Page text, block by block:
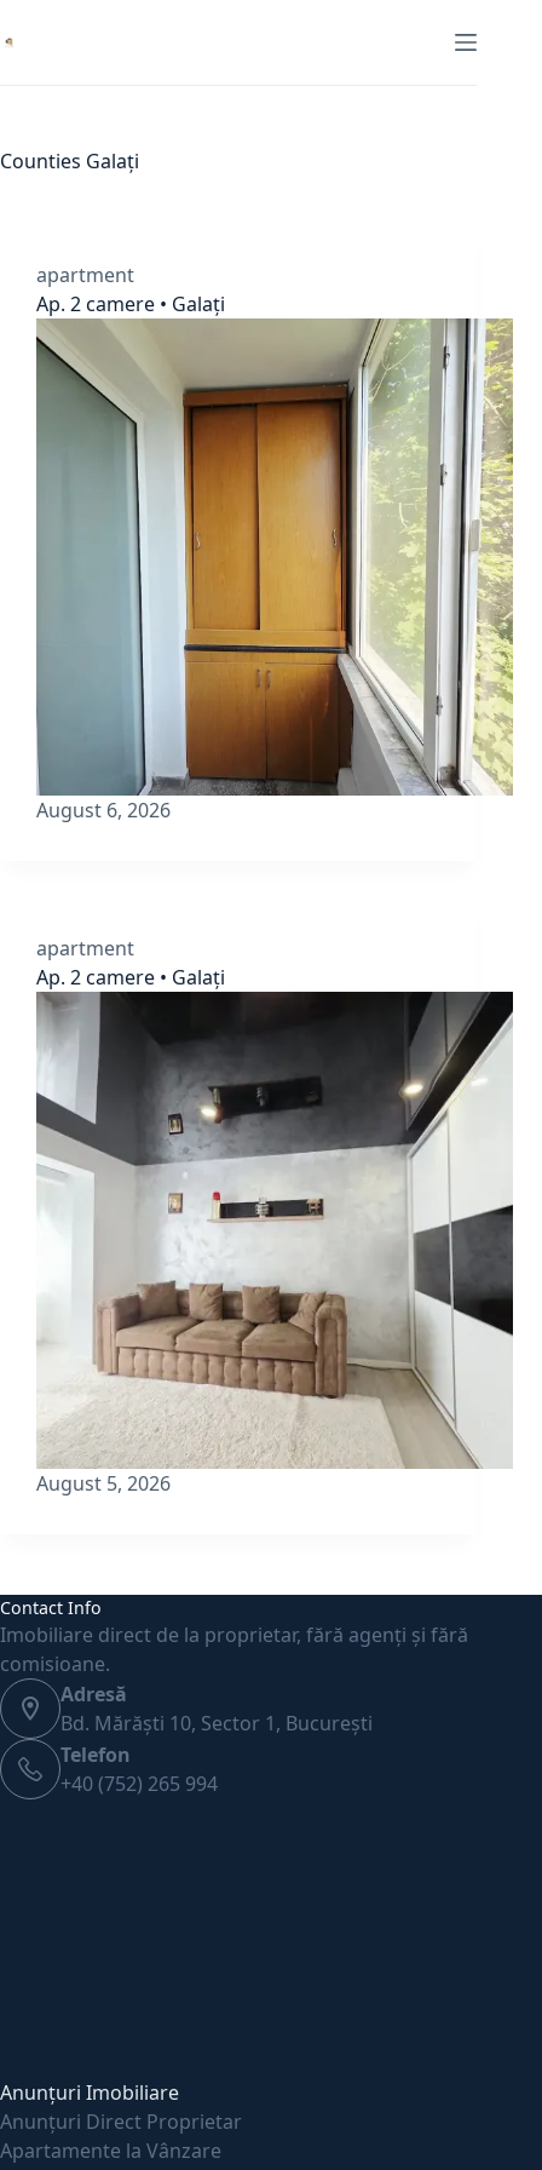
to
Counties Galați
apartment
Ap. 2 camere • Galați
August 6, 2026
apartment
Ap. 2 camere • Galați
August 5, 2026
Contact Info
Imobiliare direct de la proprietar, fără agenți și fără
comisioane.
Adresă
Bd. Mărăști 10, Sector 1, București
Telefon
+40 (752) 265 994
Anunțuri Imobiliare
Anunțuri Direct Proprietar
Apartamente la Vânzare